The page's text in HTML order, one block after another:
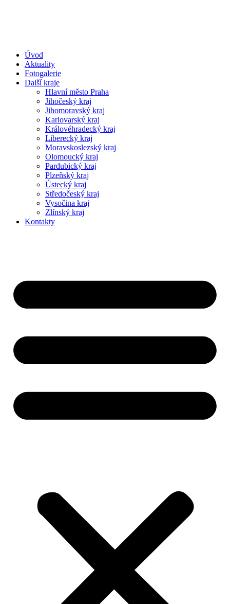
Úvod
Aktuality
Fotogalerie
Další kraje
Hlavní město Praha
Jihočeský kraj
Jihomoravský kraj
Karlovarský kraj
Královéhradecký kraj
Liberecký kraj
Moravskoslezský kraj
Olomoucký kraj
Pardubický kraj
Plzeňský kraj
Ústecký kraj
Středočeský kraj
Vysočina kraj
Zlínský kraj
Kontakty